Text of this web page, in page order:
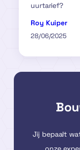
uurtarief?
Roy Kuiper
28/06/2025
Jij bepaalt